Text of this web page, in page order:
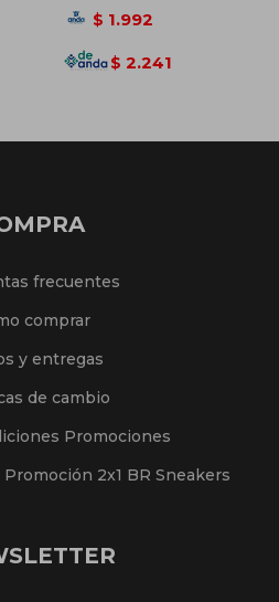
$ 1.992
$ 2.241
frecuentes
comprar
y entregas
de cambio
Promociones
2x1 BR Sneakers